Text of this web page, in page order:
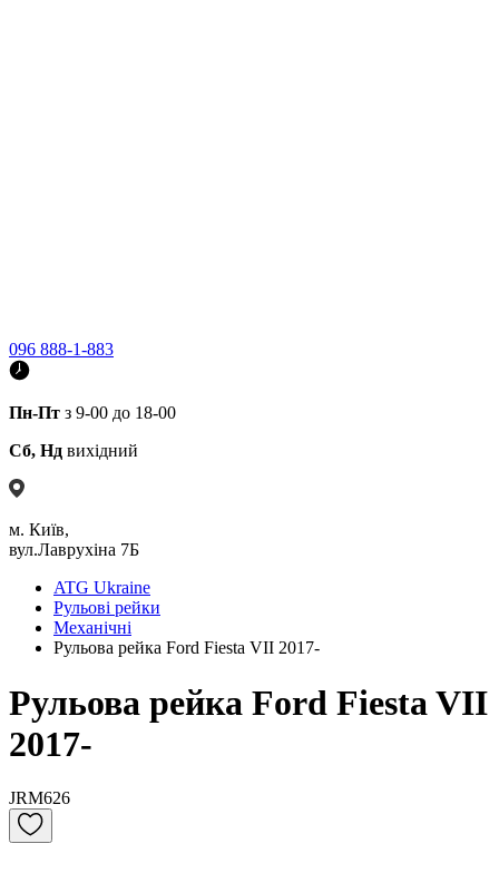
096 888-1-883
Пн-Пт з 9-00 до 18-00
Сб, Нд вихідний
м. Київ,
вул.Лаврухіна 7Б
ATG Ukraine
Рульові рейки
Механічні
Рульова рейка Ford Fiesta VII 2017-
Рульова рейка Ford Fiesta VII
2017-
JRM626